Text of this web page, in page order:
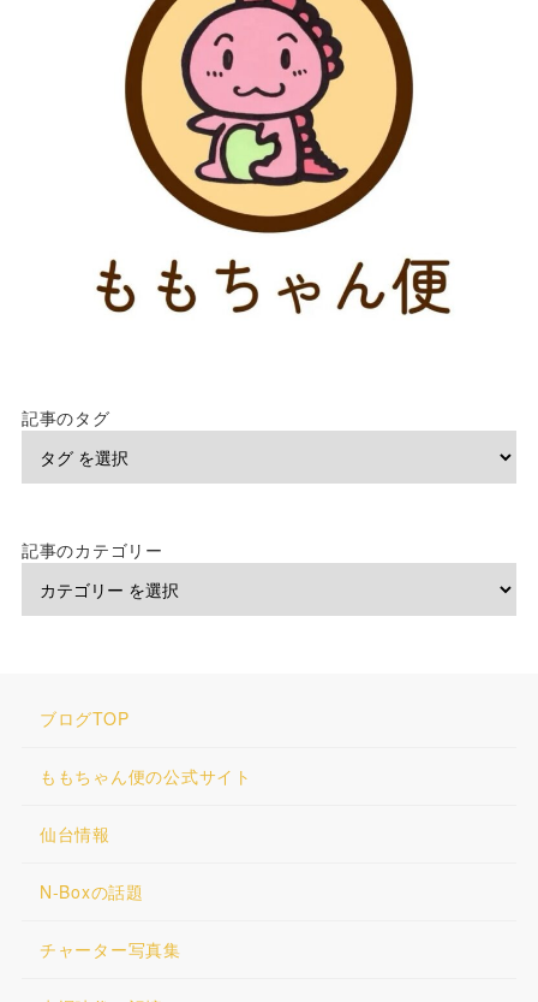
記事のタグ
記事のカテゴリー
ブログTOP
ももちゃん便の公式サイト
仙台情報
N-Boxの話題
チャーター写真集